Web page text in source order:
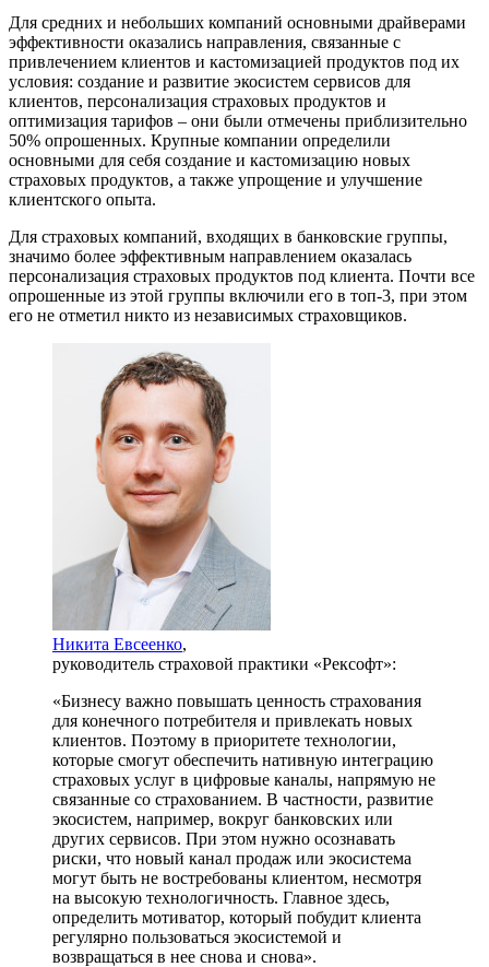
Для средних и небольших компаний основными драйверами
эффективности оказались направления, связанные с
привлечением клиентов и кастомизацией продуктов под их
условия: создание и развитие экосистем сервисов для
клиентов, персонализация страховых продуктов и
оптимизация тарифов – они были отмечены приблизительно
50% опрошенных. Крупные компании определили
основными для себя создание и кастомизацию новых
страховых продуктов, а также упрощение и улучшение
клиентского опыта.
Для страховых компаний, входящих в банковские группы,
значимо более эффективным направлением оказалась
персонализация страховых продуктов под клиента. Почти все
опрошенные из этой группы включили его в топ-3, при этом
его не отметил никто из независимых страховщиков.
Никита Евсеенко,
руководитель страховой практики «Рексофт»:
«Бизнесу важно повышать ценность страхования
для конечного потребителя и привлекать новых
клиентов. Поэтому в приоритете технологии,
которые смогут обеспечить нативную интеграцию
страховых услуг в цифровые каналы, напрямую не
связанные со страхованием. В частности, развитие
экосистем, например, вокруг банковских или
других сервисов. При этом нужно осознавать
риски, что новый канал продаж или экосистема
могут быть не востребованы клиентом, несмотря
на высокую технологичность. Главное здесь,
определить мотиватор, который побудит клиента
регулярно пользоваться экосистемой и
возвращаться в нее снова и снова».